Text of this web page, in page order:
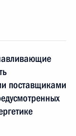
поставщиками